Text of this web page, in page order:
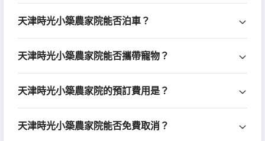
天津時光小築農家院能否泊車？
天津時光小築農家院能否攜帶寵物？
天津時光小築農家院的預訂費用是？
天津時光小築農家院能否免費取消？